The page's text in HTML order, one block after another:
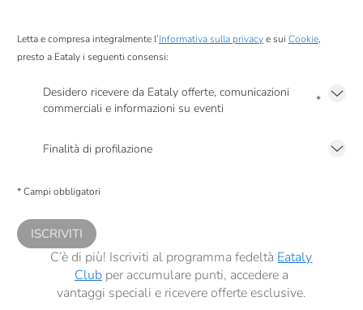
Letta e compresa integralmente l’Informativa sulla privacye sui Cookie,
presto a Eataly i seguenti consensi:
Desidero ricevere da Eataly offerte, comunicazioni
commerciali e informazioni su eventi
*
Finalità di profilazione
comunicazioni commerciali personalizzate, in caso di consenso prestato ai
* Campi obbligatori
ISCRIVITI
C’è di più! Iscriviti al programma fedeltà Eataly
Clubper accumulare punti, accedere a
vantaggi speciali e ricevere offerte esclusive.